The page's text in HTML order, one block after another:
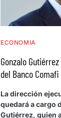
ECONOMIA
Gonzalo
del Banco Comafi
La dirección
quedará a cargo
Gutiérrez, quien